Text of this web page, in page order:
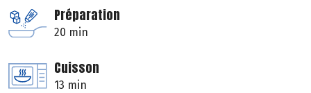
Préparation
20 min
Cuisson
13 min